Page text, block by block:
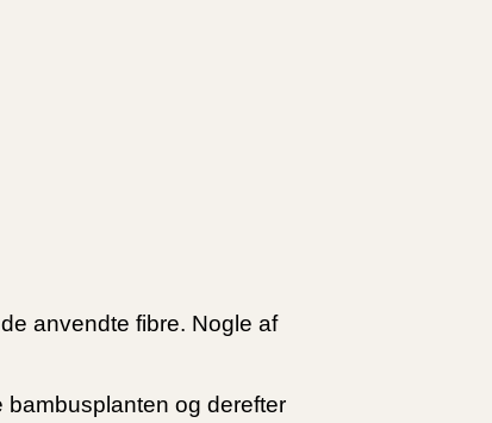
anvendte fibre. Nogle af
og derefter